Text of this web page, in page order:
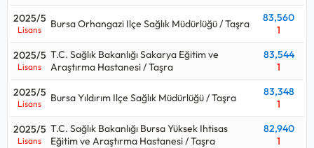
2025/5
Lisans Bursa Orhangazi Ilçe Sağlık Müdürlüğü / Taşra
83,560
1
2025/5
Lisans
T.C. Sağlık Bakanlığı Sakarya Eğitim ve
Araştırma Hastanesi / Taşra
83,544
1
2025/5
Lisans Bursa Yıldırım Ilçe Sağlık Müdürlüğü / Taşra
83,348
1
2025/5
Lisans
T.C. Sağlık Bakanlığı Bursa Yüksek Ihtisas
Eğitim ve Araştırma Hastanesi / Taşra
82,940
1